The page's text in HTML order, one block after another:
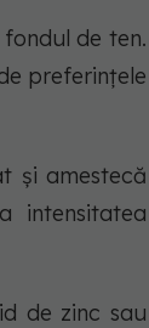
de ten.
preferințele
și amestecă
intensitatea
de zinc sau